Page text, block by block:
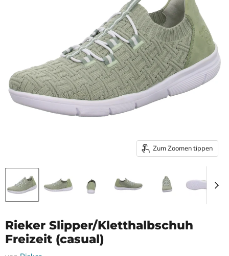
Zum Zoomen tippen
Rieker Slipper/Kletthalbschuh
Freizeit (casual)